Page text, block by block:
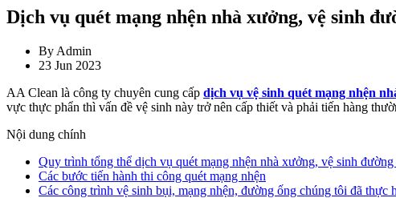
Dịch vụ quét mạng nhện nhà xưởng, vệ sinh
By Admin
23 Jun 2023
AA Clean là công ty chuyên cung cấp dịch vụ vệ sinh quét mạng nhện
vực thực phẩn thì vấn đề vệ sinh này trở nên cấp thiết và phải tiến hàng
Nội dung chính
Quy trình tổng thể dịch vụ quét mạng nhện nhà xưởng, vệ sinh
Các bước tiến hành thi công quét mạng nhện
Các công trình vệ sinh bụi, mạng nhện, đường ống chúng tôi đã thực